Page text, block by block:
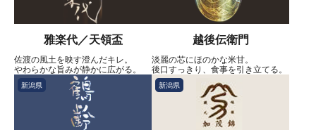
雅楽代／天領盃
佐渡の風土を映す澄んだキレ。
やわらかな旨みが静かに広がる。
越後伝衛門
淡麗の芯にほのかな米甘。
後口すっきり、食事を引き立てる。
新潟県 新潟県